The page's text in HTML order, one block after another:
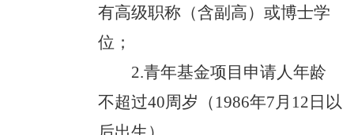
有高级职称（含副高）或博士学
位；
2.青年基金项目申请人年龄
不超过40周岁（1986年7月12日以